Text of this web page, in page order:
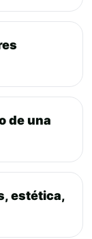
de una
estética,